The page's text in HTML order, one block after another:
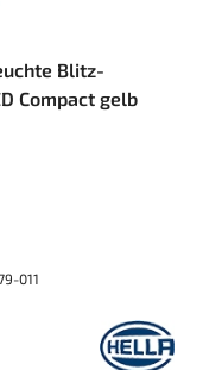
Blitz-
Compact gelb
011